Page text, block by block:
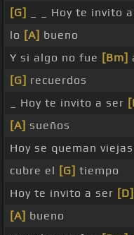
[G]
_ _ Hoy te invito a
lo [A] bueno
Y si algo no fue [Bm]
[G] recuerdos
_ Hoy te invito a ser
[A] sueños
Hoy se queman viejas
cubre el [G] tiempo
Hoy te invito a ser [D]
[A] bueno